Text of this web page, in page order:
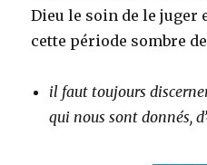
Dieu le soin de le juger
cette période sombre
il faut toujours
qui nous sont donnés,